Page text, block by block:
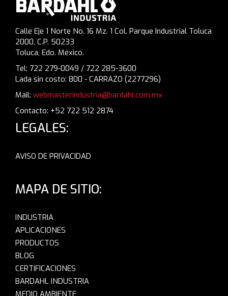
Calle Eje 1 Norte No. 16 Mz. 1 Col. Parque Industrial Toluca
2000, C.P. 50233
Toluca, Edo. México.
Tel: 722 279-0049 / 722 285-3600
Lada sin costo: 800 - CARRAZO (2277296)
Mail: webmasterindustria@bardahl.com.mx
Contacto: +52 722 512 2874
LEGALES:
AVISO DE PRIVACIDAD
MAPA DE SITIO:
INDUSTRIA
APLICACIONES
PRODUCTOS
BLOG
CERTIFICACIONES
BARDAHL INDUSTRIA
MEDIO AMBIENTE